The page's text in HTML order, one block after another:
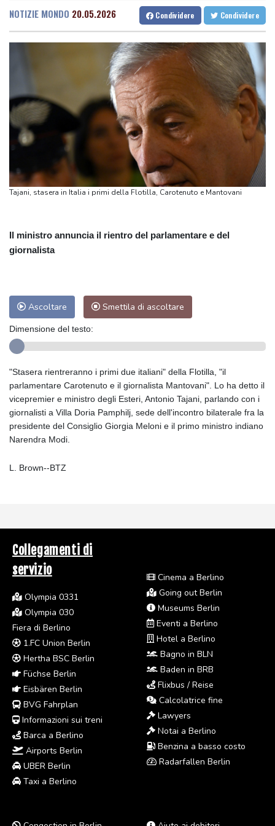
padre e mio fratello'
Mondiali 2030: Times, "Infantino spinge per la finale in Marocco".
La Fifa, "E' falso"
Il governo alla Camera incassa la fiducia sul decreto giustizia,
Meloni vede Tajani, Salvini e Lupi, punto prima della pausa estiva
Houthi, colpita seconda petroliera saudita nel Golfo di Aden
Houthi, colpita seconda petroliera saudita nel Golfo di Aden
NOTIZIE MONDO 20.05.2026 Condividere Condividere
Tajani, stasera in Italia i primi della Flotilla, Carotenuto e Mantovani
Il ministro annuncia il rientro del parlamentare e del
giornalista
Ascoltare Smettila di ascoltare
Dimensione del testo:
"Stasera rientreranno i primi due italiani" della Flotilla, "il
parlamentare Carotenuto e il giornalista Mantovani". Lo ha detto il
vicepremier e ministro degli Esteri, Antonio Tajani, parlando con i
giornalisti a Villa Doria Pamphilj, sede dell'incontro bilaterale fra la
presidente del Consiglio Giorgia Meloni e il primo ministro indiano
Narendra Modi.
L. Brown--BTZ
Collegamenti di
servizio
Olympia 0331
Olympia 030
Fiera di Berlino
1.FC Union Berlin
Hertha BSC Berlin
Füchse Berlin
Eisbären Berlin
BVG Fahrplan
Informazioni sui treni
Barca a Berlino
Airports Berlin
UBER Berlin
Taxi a Berlino
Cinema a Berlino
Going out Berlin
Museums Berlin
Eventi a Berlino
Hotel a Berlino
Bagno in BLN
Baden in BRB
Flixbus / Reise
Calcolatrice fine
Lawyers
Notai a Berlino
Benzina a basso costo
Radarfallen Berlin